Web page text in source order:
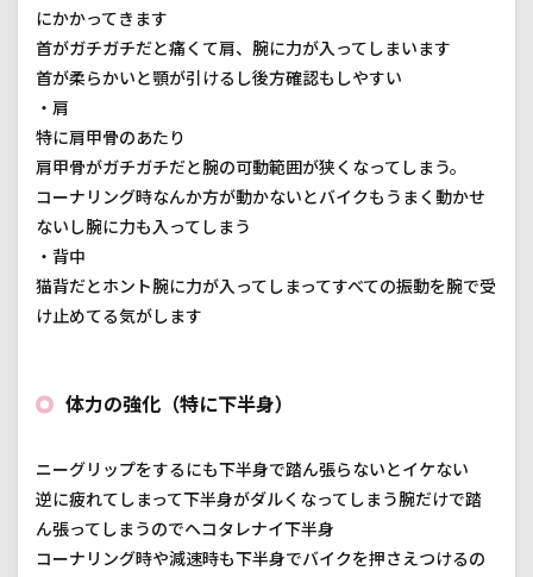
にかかってきます
首がガチガチだと痛くて肩、腕に力が入ってしまいます
首が柔らかいと顎が引けるし後方確認もしやすい
・肩
特に肩甲骨のあたり
肩甲骨がガチガチだと腕の可動範囲が狭くなってしまう。
コーナリング時なんか方が動かないとバイクもうまく動かせ
ないし腕に力も入ってしまう
・背中
猫背だとホント腕に力が入ってしまってすべての振動を腕で受
け止めてる気がします
体力の強化（特に下半身）
ニーグリップをするにも下半身で踏ん張らないとイケない
逆に疲れてしまって下半身がダルくなってしまう腕だけで踏
ん張ってしまうのでヘコタレナイ下半身
コーナリング時や減速時も下半身でバイクを押さえつけるの